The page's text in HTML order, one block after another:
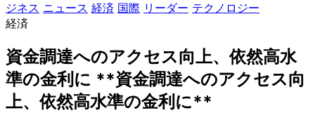
ジネス ニュース 経済 国際 リーダー テクノロジー
経済
資金調達へのアクセス向上、依然高水
準の金利に **資金調達へのアクセス向
上、依然高水準の金利に**